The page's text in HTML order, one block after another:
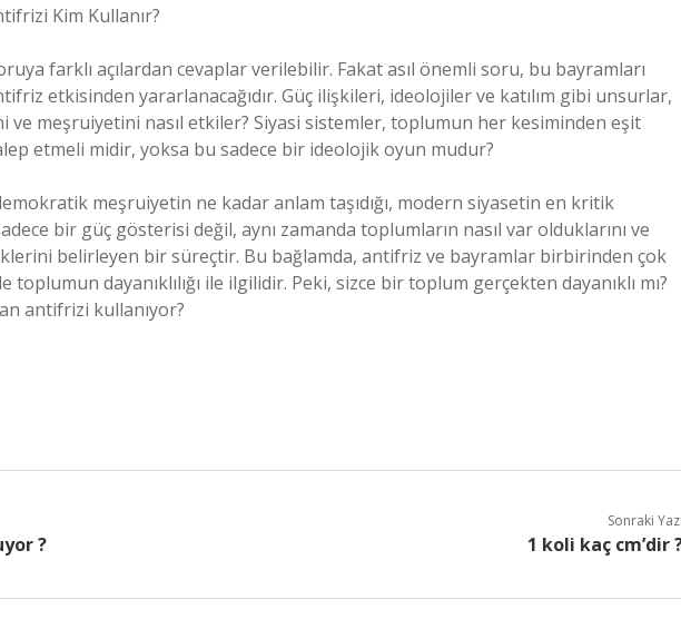
Kim Kullanır?
farklı açılardan cevaplar verilebilir. Fakat asıl önemli soru, bu bayramları
etkisinden yararlanacağıdır. Güç ilişkileri, ideolojiler ve katılım gibi unsurlar,
meşruiyetini nasıl etkiler? Siyasi sistemler, toplumun her kesiminden eşit
etmeli midir, yoksa bu sadece bir ideolojik oyun mudur?
meşruiyetin ne kadar anlam taşıdığı, modern siyasetin en kritik
bir güç gösterisi değil, aynı zamanda toplumların nasıl var olduklarını ve
belirleyen bir süreçtir. Bu bağlamda, antifriz ve bayramlar birbirinden çok
dayanıklılığı ile ilgilidir. Peki, sizce bir toplum gerçekten dayanıklı mı?
antifrizi kullanıyor?
?
Sonraki
1 koli kaç cm’dir